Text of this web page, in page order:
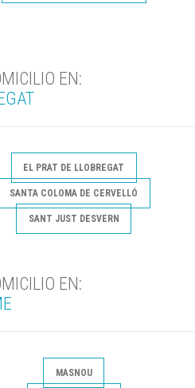
EN:
EL PRAT DE LLOBREGAT
SANTA COLOMA DE CERVELLÓ
SANT JUST DESVERN
EN:
MASNOU